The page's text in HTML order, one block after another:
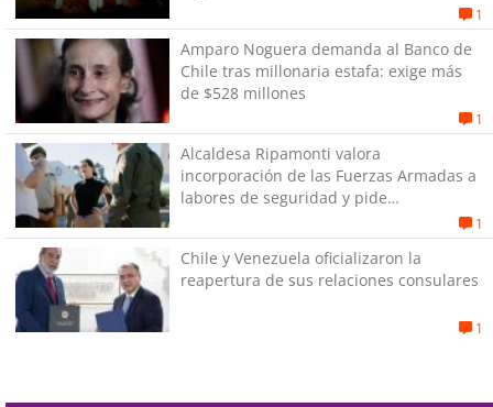
1
Amparo Noguera demanda al Banco de
Chile tras millonaria estafa: exige más
de $528 millones
1
Alcaldesa Ripamonti valora
incorporación de las Fuerzas Armadas a
labores de seguridad y pide
1
Chile y Venezuela oficializaron la
reapertura de sus relaciones consulares
1